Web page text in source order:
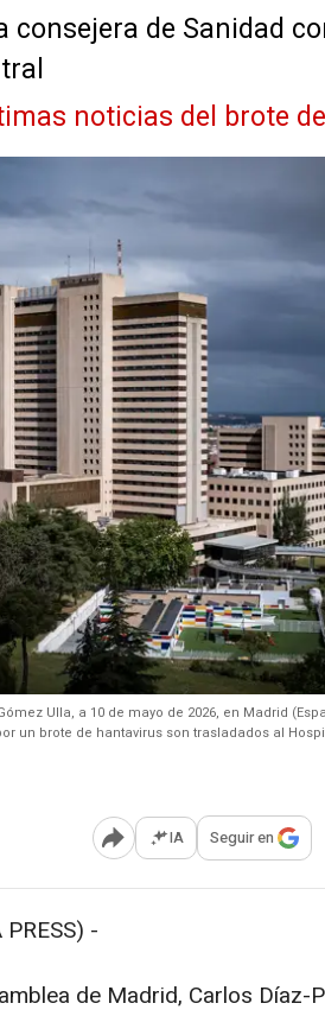
consejera de Sanidad
noticias del brote
Ulla, a 10 de mayo de 2026, en Madrid
un brote de hantavirus son trasladados al
Abrir opciones para
IA Seguir en
-
de Madrid, Carlos Díaz-